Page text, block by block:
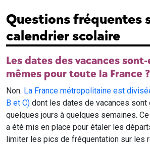
Questions fréquentes
calendrier scolaire
Les dates des vacances
mêmes pour toute la France ?
Non. La France métropolitaine est
B et C) dont les dates de vacances sont
quelques jours à quelques semaines.
a été mis en place pour étaler les
limiter les pics de fréquentation sur les